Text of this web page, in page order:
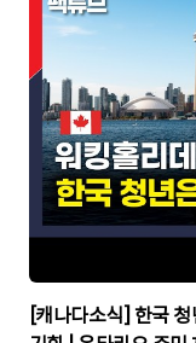
▶
[캐나다소식] 한국